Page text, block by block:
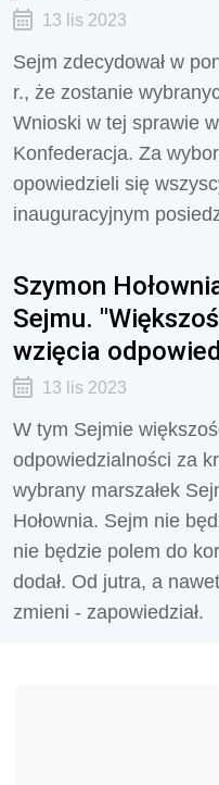
13 lis 2023
Sejm zdecydował w
r., że zostanie
Wnioski w tej sprawie
Konfederacja. Za
opowiedzieli się
inauguracyjnym
Szymon
Sejmu.
wzięcia
13 lis 2023
W tym Sejmie
odpowiedzialności za
wybrany marszałek
Hołownia. Sejm nie
nie będzie polem do
dodał. Od jutra, a
zmieni - zapowiedział.